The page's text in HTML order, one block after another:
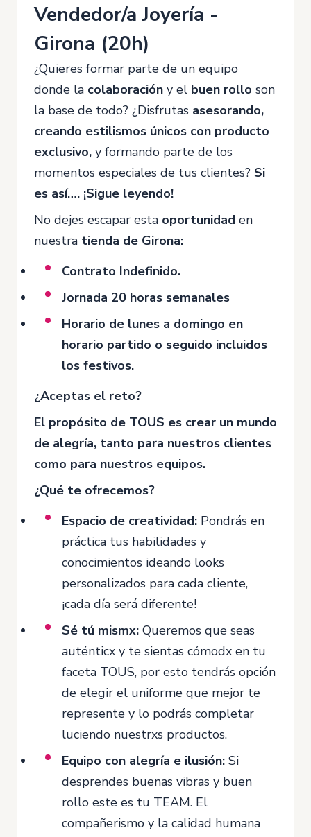
Vendedor/a Joyería -
Girona (20h)
¿Quieres formar parte de un equipo
donde la colaboración y el buen rollo son
la base de todo? ¿Disfrutas asesorando,
creando estilismos únicos con producto
exclusivo, y formando parte de los
momentos especiales de tus clientes? Si
es así…. ¡Sigue leyendo!
No dejes escapar esta oportunidad en
nuestra tienda de Girona:
Contrato Indefinido.
Jornada 20 horas semanales
Horario de lunes a domingo en
horario partido o seguido incluidos
los festivos.
¿Aceptas el reto?
El propósito de TOUS es crear un mundo
de alegría, tanto para nuestros clientes
como para nuestros equipos.
¿Qué te ofrecemos?
Espacio de creatividad: Pondrás en
práctica tus habilidades y
conocimientos ideando looks
personalizados para cada cliente,
¡cada día será diferente!
Sé tú mismx: Queremos que seas
auténticx y te sientas cómodx en tu
faceta TOUS, por esto tendrás opción
de elegir el uniforme que mejor te
represente y lo podrás completar
luciendo nuestrxs productos.
Equipo con alegría e ilusión: Si
desprendes buenas vibras y buen
rollo este es tu TEAM. El
compañerismo y la calidad humana